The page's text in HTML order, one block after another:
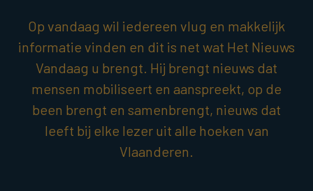
Op vandaag wil iedereen vlug en makkelijk
informatie vinden en dit is net wat Het Nieuws
Vandaag u brengt. Hij brengt nieuws dat
mensen mobiliseert en aanspreekt, op de
been brengt en samenbrengt, nieuws dat
leeft bij elke lezer uit alle hoeken van
Vlaanderen.